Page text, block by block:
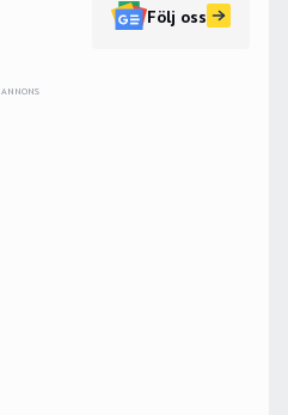
Följ oss
ANNONS